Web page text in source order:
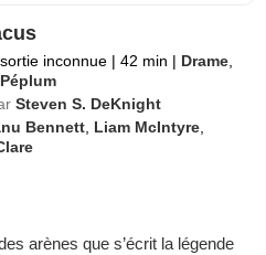
inconnue | 42 min | Drame
Péplum
Steven S. DeKnight
Bennett Liam McIntyre
arènes que s’écrit la légende